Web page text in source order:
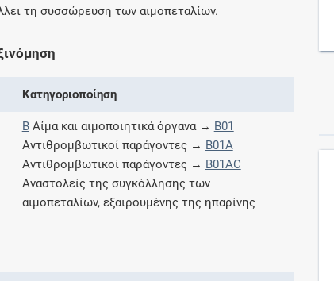
θεραπευτικές ενδείξεις και αγωγές για
Γνωρίζατε ότι...
Μοιραζόμαστε μαζί σας γεγονότα της
πορείας του Galinos.gr από το 2011 μέχρι
τη συσσώρευση των αιμοπεταλίων.
Κατηγοριοποίηση
BΑίμα και αιμοποιητικά όργανα → B01
Αντιθρομβωτικοί παράγοντες → B01A
Αντιθρομβωτικοί παράγοντες → B01AC
Αναστολείς της συγκόλλησης των
αιμοπεταλίων, εξαιρουμένης της ηπαρίνης